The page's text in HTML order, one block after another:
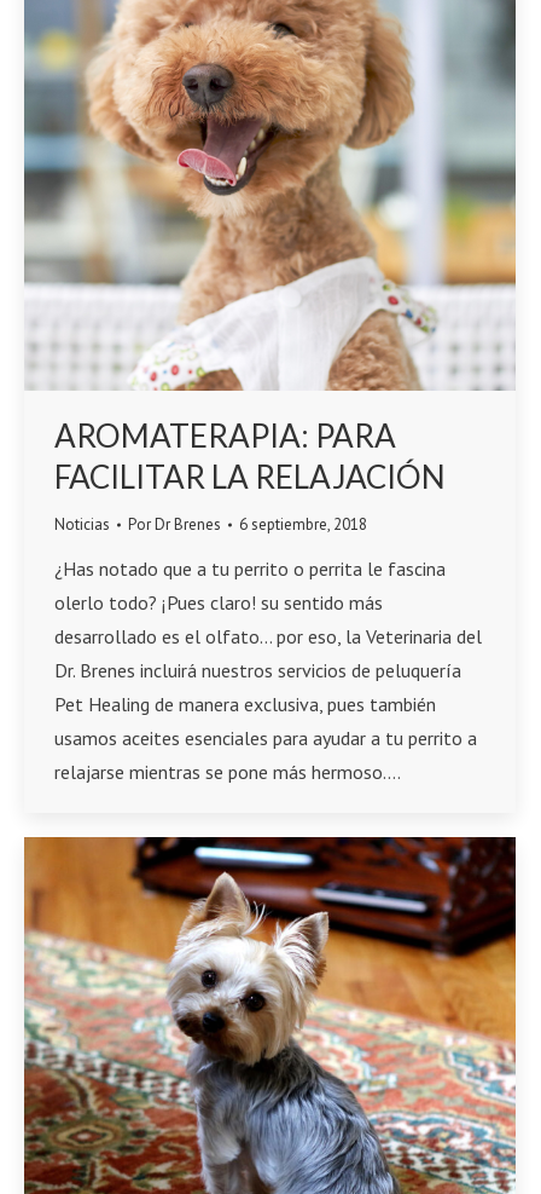
AROMATERAPIA: PARA
FACILITAR LA RELAJACIÓN
Noticias PorDr Brenes 6 septiembre, 2018
¿Has notado que a tu perrito o perrita le fascina
olerlo todo? ¡Pues claro! su sentido más
desarrollado es el olfato… por eso, la Veterinaria del
Dr. Brenes incluirá nuestros servicios de peluquería
Pet Healing de manera exclusiva, pues también
usamos aceites esenciales para ayudar a tu perrito a
relajarse mientras se pone más hermoso.…